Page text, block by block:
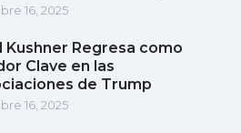
16, 2025
Kushner Regresa como
Clave en las
de Trump
16, 2025